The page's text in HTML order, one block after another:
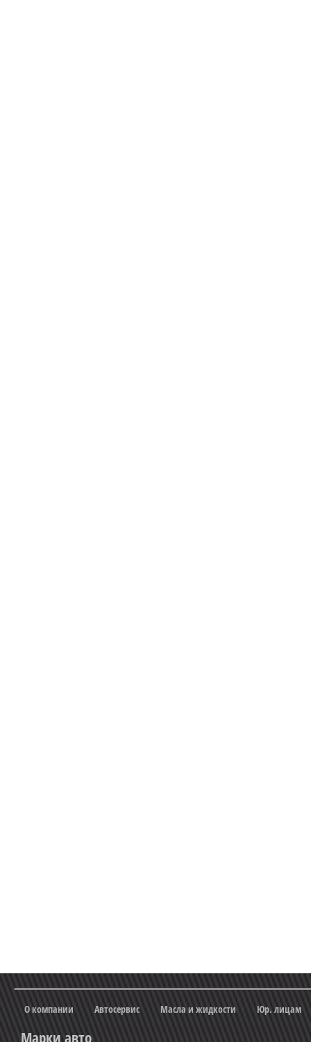
О компании Автосервис Масла и жидкости Юр. лицам
Марки авто